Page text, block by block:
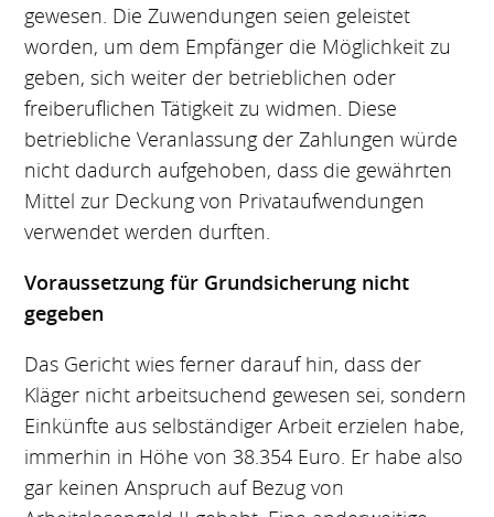
gewesen. Die Zuwendungen seien geleistet
worden, um dem Empfänger die Möglichkeit zu
geben, sich weiter der betrieblichen oder
freiberuflichen Tätigkeit zu widmen. Diese
betriebliche Veranlassung der Zahlungen würde
nicht dadurch aufgehoben, dass die gewährten
Mittel zur Deckung von Privataufwendungen
verwendet werden durften.
Voraussetzung für Grundsicherung nicht
gegeben
Das Gericht wies ferner darauf hin, dass der
Kläger nicht arbeitsuchend gewesen sei, sondern
Einkünfte aus selbständiger Arbeit erzielen habe,
immerhin in Höhe von 38.354 Euro. Er habe also
gar keinen Anspruch auf Bezug von